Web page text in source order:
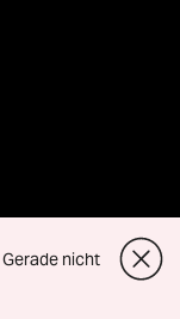
Gerade nicht